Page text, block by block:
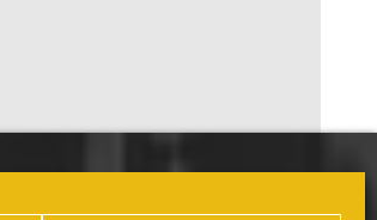
TV PARTENAIRES